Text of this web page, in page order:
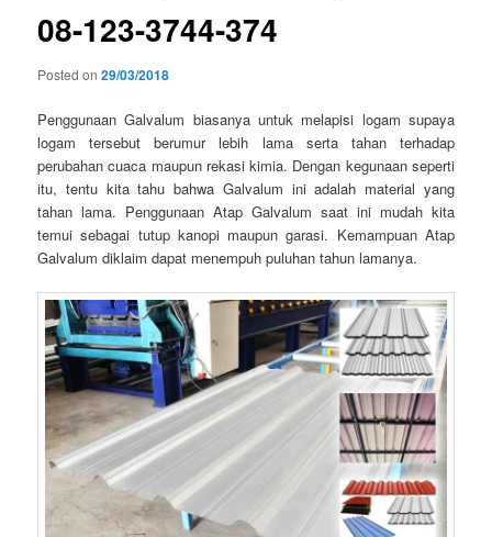
08-123-3744-374
Posted on29/03/2018
Penggunaan Galvalum biasanya untuk melapisi logam supaya
logam tersebut berumur lebih lama serta tahan terhadap
perubahan cuaca maupun rekasi kimia. Dengan kegunaan seperti
itu, tentu kita tahu bahwa Galvalum ini adalah material yang
tahan lama. Penggunaan Atap Galvalum saat ini mudah kita
temui sebagai tutup kanopi maupun garasi. Kemampuan Atap
Galvalum diklaim dapat menempuh puluhan tahun lamanya.